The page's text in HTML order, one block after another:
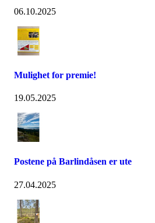
06.10.2025
Mulighet for premie!
19.05.2025
Postene på Barlindåsen er ute
27.04.2025